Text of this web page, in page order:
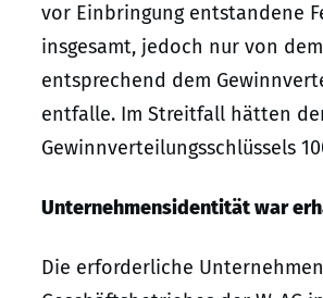
vor Einbringung entstandene
insgesamt, jedoch nur von
entsprechend dem
entfalle. Im Streitfall hätten
Gewinnverteilungsschlüssels
Unternehmensidentität war
Die erforderliche